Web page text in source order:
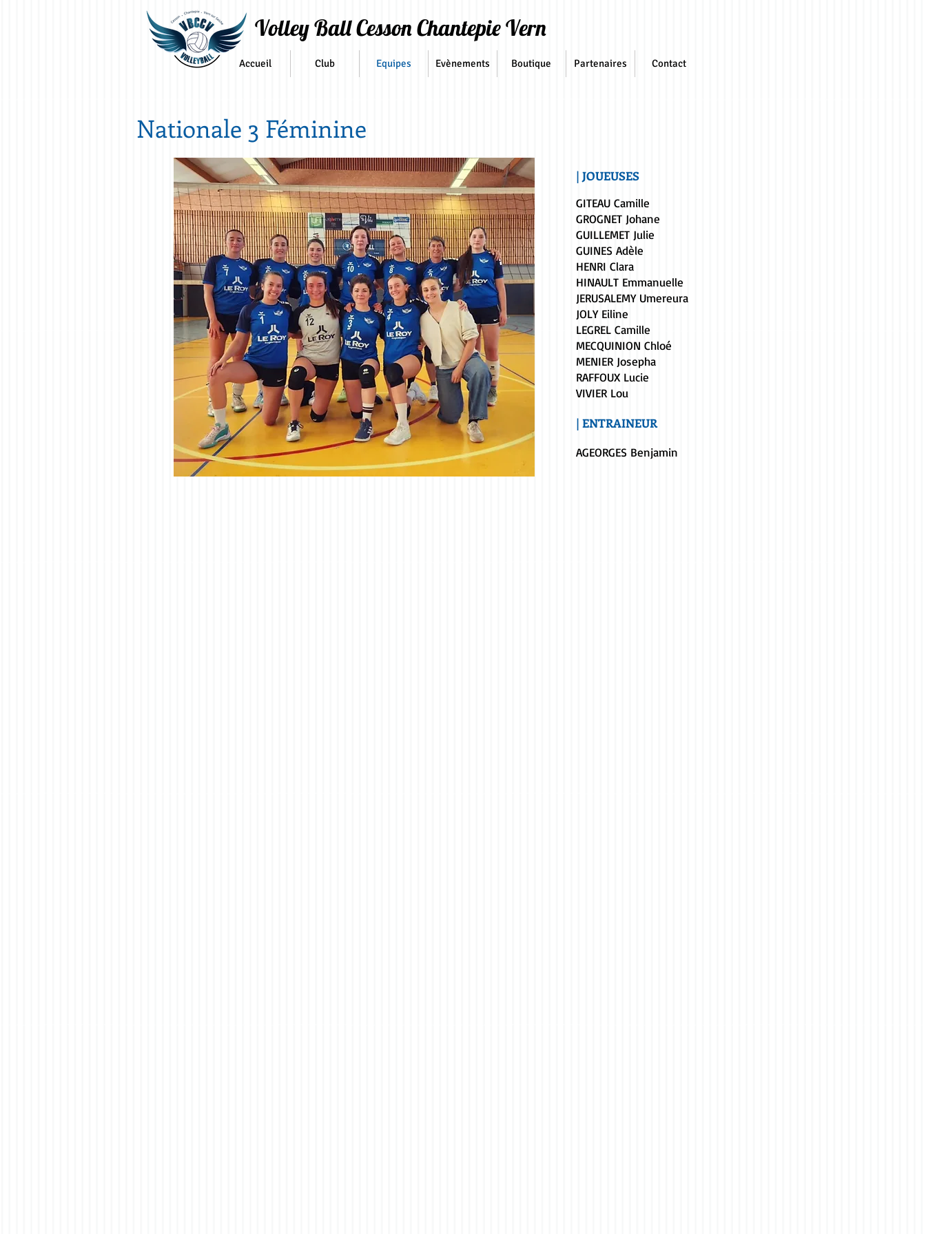
Accueil Club Equipes Evènements Boutique Partenaires Contact
Volley Ball Cesson Chantepie Vern
Nationale 3 Féminine
| JOUEUSES
GITEAU Camille
GROGNET Johane
GUILLEMET Julie
GUINES Adèle
HENRI Clara
HINAULT Emmanuelle
JERUSALEMY Umereura
JOLY Eiline
LEGREL Camille
MECQUINION Chloé
MENIER Josepha
RAFFOUX Lucie
VIVIER Lou
| ENTRAINEUR
AGEORGES Benjamin